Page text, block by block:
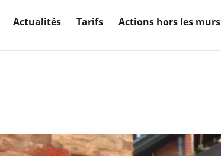
Actualités Tarifs Actions hors les murs